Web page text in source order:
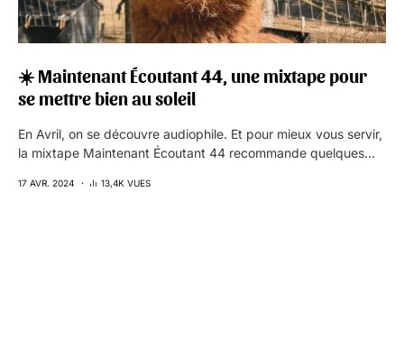
☀️ Maintenant Écoutant 44, une mixtape pour
se mettre bien au soleil
En Avril, on se découvre audiophile. Et pour mieux vous servir,
la mixtape Maintenant Écoutant 44 recommande quelques…
17 AVR. 2024 13,4K VUES